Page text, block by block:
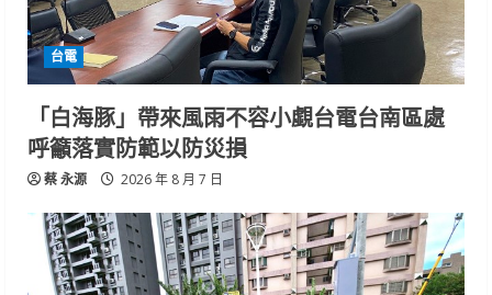
台電
「白海豚」帶來風雨不容小覷台電台南區處
呼籲落實防範以防災損
蔡 永源 2026 年 8 月 7 日